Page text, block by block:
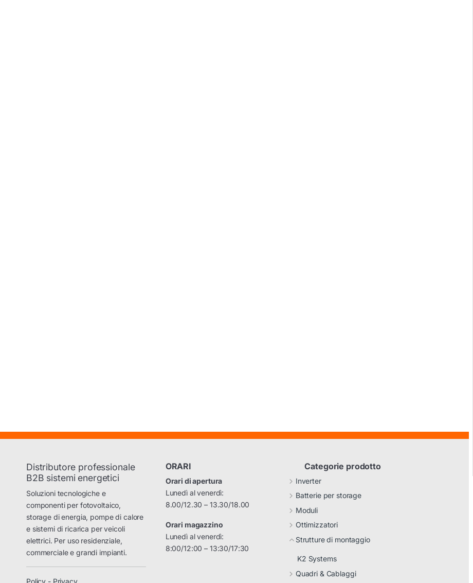
Distributore professionale
B2B sistemi energetici
Soluzioni tecnologiche e
componenti per fotovoltaico,
storage di energia, pompe di calore
e sistemi di ricarica per veicoli
elettrici. Per uso residenziale,
commerciale e grandi impianti.
Policy - Privacy
ORARI
Orari di apertura
Lunedì al venerdì:
8.00/12.30 – 13.30/18.00
Orari magazzino
Lunedì al venerdì:
8:00/12:00 – 13:30/17:30
Categorie prodotto
Inverter
Batterie per storage
Moduli
Ottimizzatori
Strutture di montaggio
K2 Systems
Quadri & Cablaggi